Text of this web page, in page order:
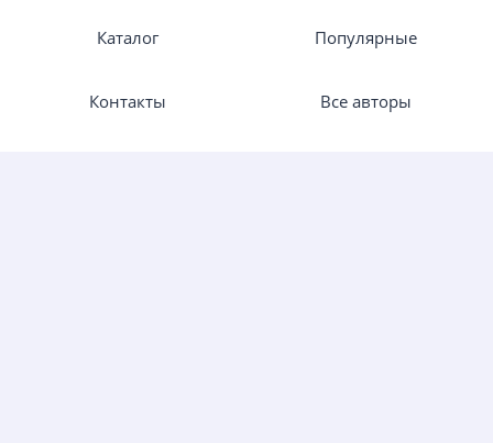
Каталог Популярные
Контакты Все авторы